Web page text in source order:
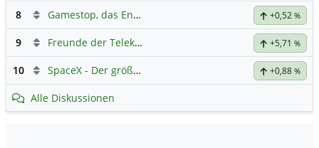
8 Gamestop, das Ende naht +0,52 %
9 Freunde der Telekom +5,71 %
10 SpaceX - Der größte IPO der Geschichte +0,88 %
Alle Diskussionen